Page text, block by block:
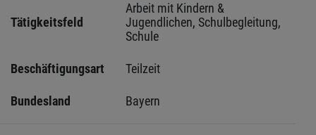
Tätigkeitsfeld
Arbeit mit Kindern &
Jugendlichen, Schulbegleitung,
Schule
Beschäftigungsart Teilzeit
Bundesland Bayern